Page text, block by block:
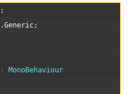
;
.Generic;
:
MonoBehaviour